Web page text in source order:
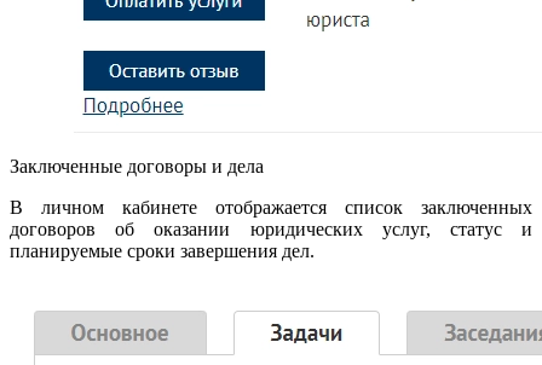
Заключенные договоры и дела
В личном кабинете отображается список заключенных
договоров об оказании юридических услуг, статус и
планируемые сроки завершения дел.